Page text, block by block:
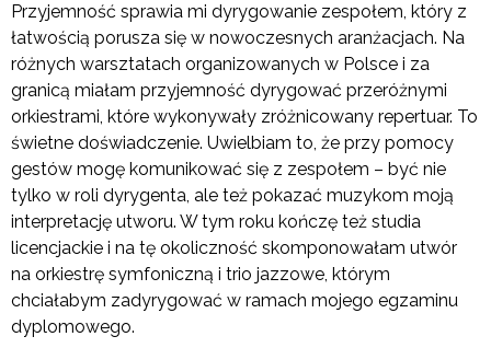
Przyjemność sprawia mi dyrygowanie zespołem, który z
łatwością porusza się w nowoczesnych aranżacjach. Na
różnych warsztatach organizowanych w Polsce i za
granicą miałam przyjemność dyrygować przeróżnymi
orkiestrami, które wykonywały zróżnicowany repertuar. To
świetne doświadczenie. Uwielbiam to, że przy pomocy
gestów mogę komunikować się z zespołem – być nie
tylko w roli dyrygenta, ale też pokazać muzykom moją
interpretację utworu. W tym roku kończę też studia
licencjackie i na tę okoliczność skomponowałam utwór
na orkiestrę symfoniczną i trio jazzowe, którym
chciałabym zadyrygować w ramach mojego egzaminu
dyplomowego.